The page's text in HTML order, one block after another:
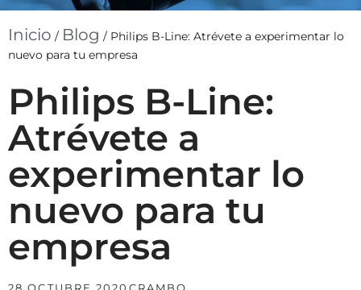
Inicio / Blog / Philips B-Line: Atrévete a experimentar lo
nuevo para tu empresa
Philips B-Line:
Atrévete a
experimentar lo
nuevo para tu
empresa